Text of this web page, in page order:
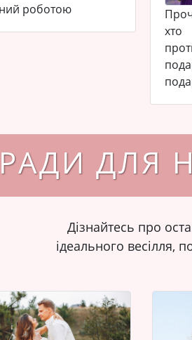
роботою
ДЛЯ
Дізнайтесь про
ідеального весілля,